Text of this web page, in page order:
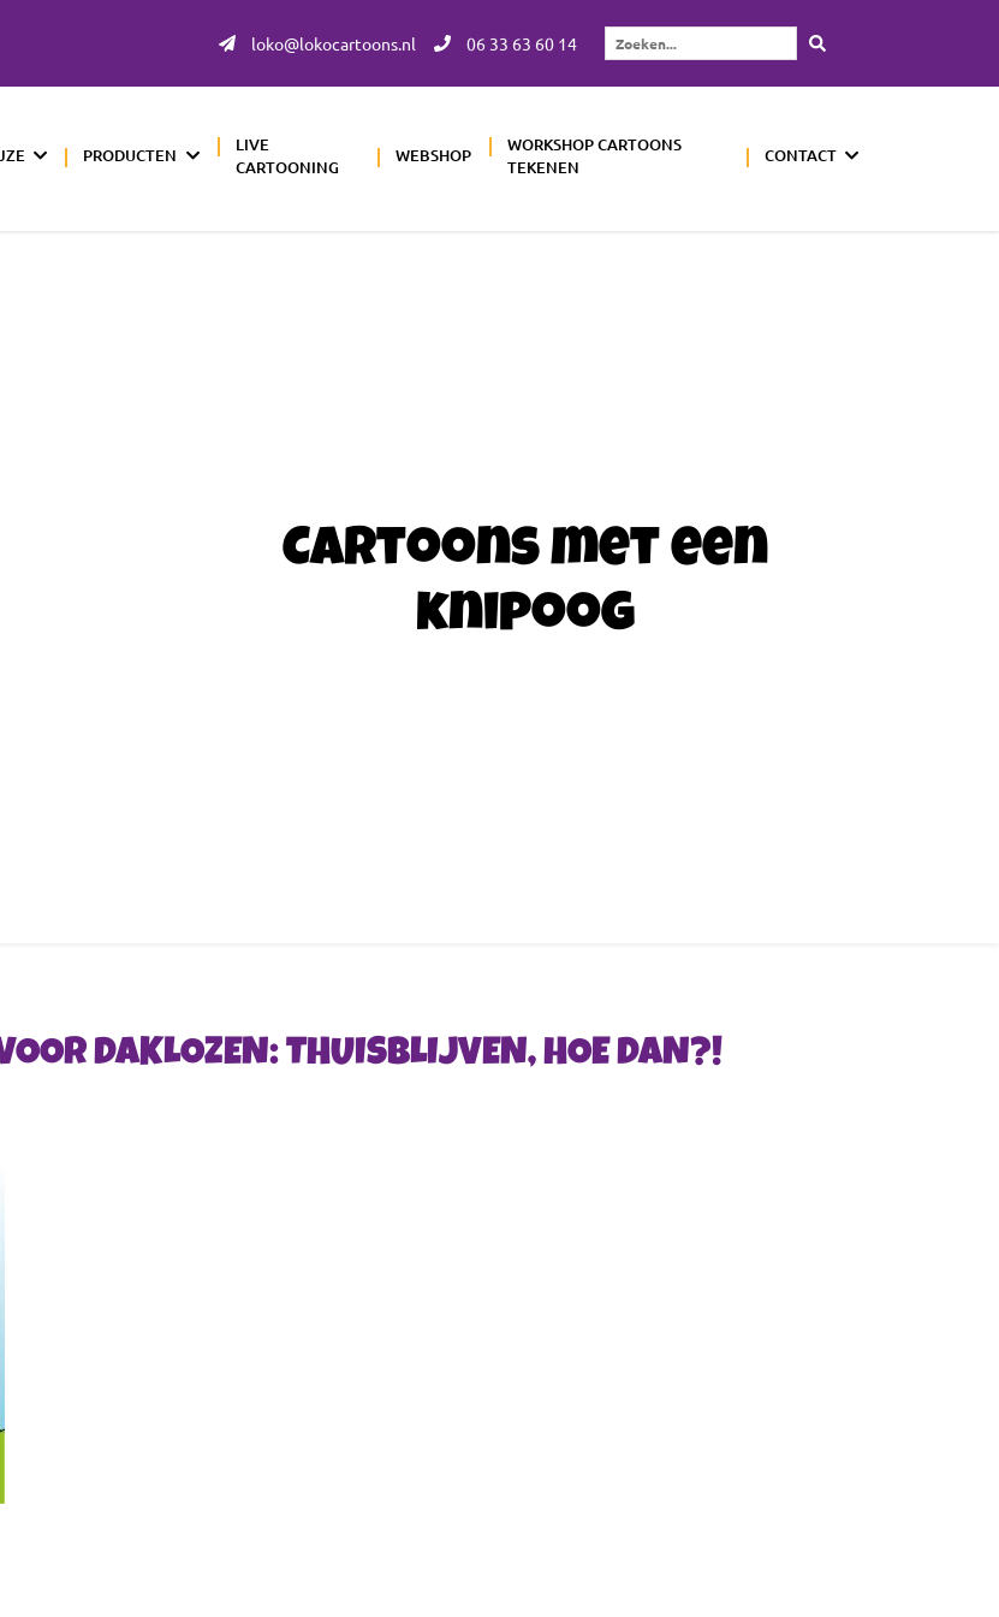
loko@lokocartoons.nl 06 33 63 60 14
Zoeken...
PRODUCTEN
LIVE
CARTOONING
WEBSHOP
WORKSHOP CARTOONS
TEKENEN
CONTACT
Cartoons met een
knipoog
DAKLOZEN: THUISBLIJVEN, HOE DAN?!